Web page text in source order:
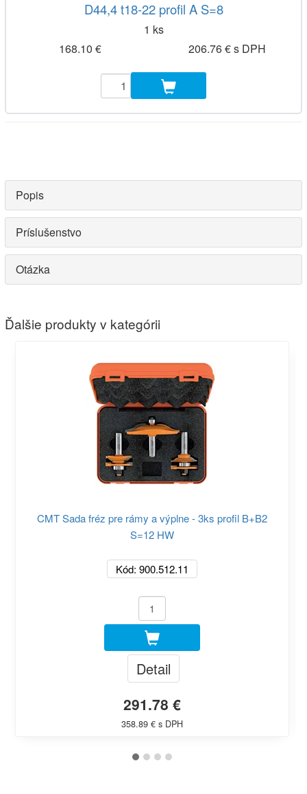
D44,4 t18-22 profil A S=8
1 ks
168.10 €
206.76 € s DPH
Popis
Príslušenstvo
Otázka
Ďalšie produkty v kategórii
CMT Sada fréz pre rámy a výplne - 3ks profil B+B2
S=12 HW
Kód: 900.512.11
Detail
291.78 €
358.89 € s DPH